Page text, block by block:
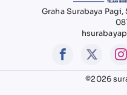
Graha Surabaya
©2026